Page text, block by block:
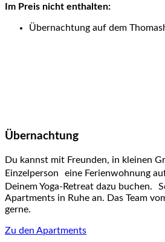
Im Preis nicht enthalten:
Übernachtung auf dem
Übernachtung
Du kannst mit Freunden, in kleinen
Einzelperson eine Ferienwohnung
Deinem Yoga-Retreat dazu buchen.
Apartments in Ruhe an. Das Team
gerne.
Zu den Apartments